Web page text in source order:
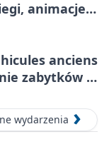
animacje i
anciens
zabytków i
wydarzenia